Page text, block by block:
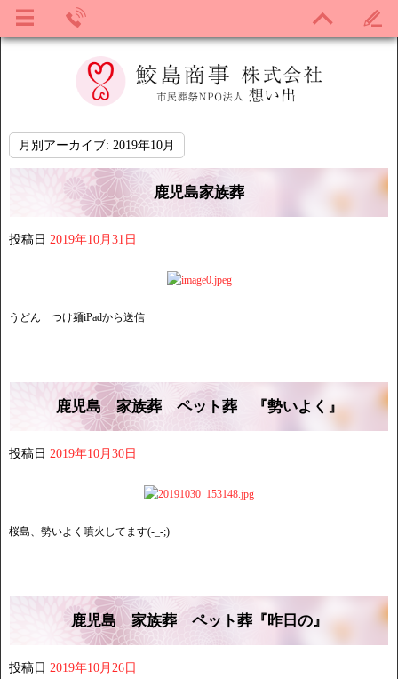
月別アーカイブ: 2019年10月
鹿児島家族葬
投稿日 2019年10月31日
うどん つけ麺iPadから送信
鹿児島 家族葬 ペット葬 『勢いよく』
投稿日 2019年10月30日
桜島、勢いよく噴火してます(-_-;)
鹿児島 家族葬 ペット葬『昨日の』
投稿日 2019年10月26日